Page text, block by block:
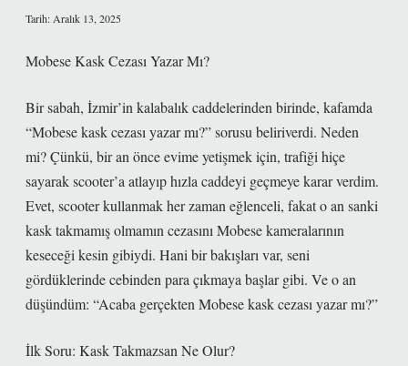
Tarih: Aralık 13, 2025
Mobese Kask Cezası Yazar Mı?
Bir sabah, İzmir’in kalabalık caddelerinden birinde, kafamda
“Mobese kask cezası yazar mı?” sorusu beliriverdi. Neden
mi? Çünkü, bir an önce evime yetişmek için, trafiği hiçe
sayarak scooter’a atlayıp hızla caddeyi geçmeye karar verdim.
Evet, scooter kullanmak her zaman eğlenceli, fakat o an sanki
kask takmamış olmamın cezasını Mobese kameralarının
keseceği kesin gibiydi. Hani bir bakışları var, seni
gördüklerinde cebinden para çıkmaya başlar gibi. Ve o an
düşündüm: “Acaba gerçekten Mobese kask cezası yazar mı?”
İlk Soru: Kask Takmazsan Ne Olur?